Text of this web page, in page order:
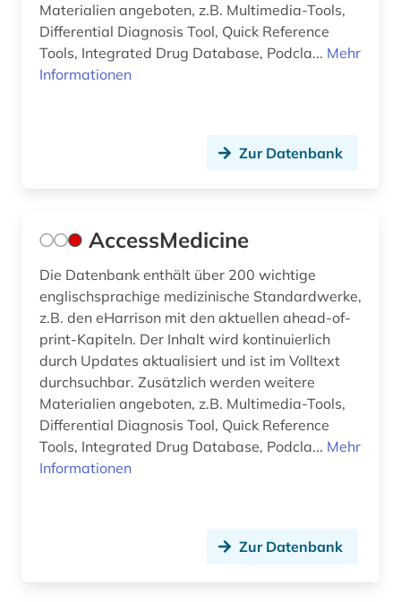
coronarchiv (1)
corpus (1)
cytologie (7)
data mining (1)
daten (2)
datenanalyse (1)
datensammlung (2)
datensicherung (1)
demographie (4)
Materialien angeboten, z.B. Multimedia-Tools,
Differential Diagnosis Tool, Quick Reference
Tools, Integrated Drug Database, Podcla... Mehr
Informationen
Zur Datenbank
AccessMedicine
Die Datenbank enthält über 200 wichtige
englischsprachige medizinische Standardwerke,
z.B. den eHarrison mit den aktuellen ahead-of-
print-Kapiteln. Der Inhalt wird kontinuierlich
durch Updates aktualisiert und ist im Volltext
durchsuchbar. Zusätzlich werden weitere
Materialien angeboten, z.B. Multimedia-Tools,
Differential Diagnosis Tool, Quick Reference
Tools, Integrated Drug Database, Podcla... Mehr
Informationen
Zur Datenbank